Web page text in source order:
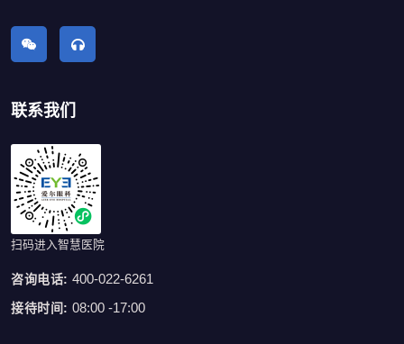
联系我们
扫码进入智慧医院
咨询电话: 400-022-6261
接待时间: 08:00 -17:00